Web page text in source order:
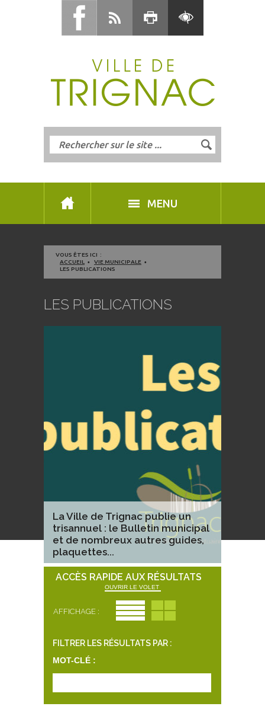
MENU
VOUS ÊTES ICI :
ACCUEIL
VIE MUNICIPALE
LES PUBLICATIONS
LES PUBLICATIONS
La Ville de Trignac publie un
trisannuel : le Bulletin municipal
et de nombreux autres guides,
plaquettes...
ACCÈS RAPIDE AUX RÉSULTATS
OUVRIR LE VOLET
AFFICHAGE :
FILTRER LES RÉSULTATS PAR :
MOT-CLÉ :